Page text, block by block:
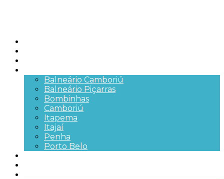
Balneário Camboriú
Balneário Piçarras
Bombinhas
Camboriú
Itapema
Itajaí
Penha
Porto Belo